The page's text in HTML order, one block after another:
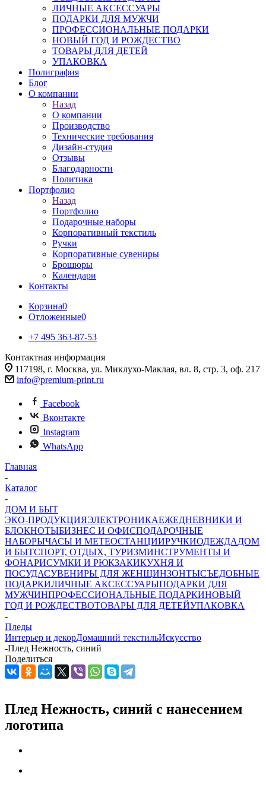
ЛИЧНЫЕ АКСЕССУАРЫ
ПОДАРКИ ДЛЯ МУЖЧИ
ПРОФЕССИОНАЛЬНЫЕ ПОДАРКИ
НОВЫЙ ГОД И РОЖДЕСТВО
ТОВАРЫ ДЛЯ ДЕТЕЙ
УПАКОВКА
Полиграфия
Блог
О компании
Назад
О компании
Производство
Технические требования
Дизайн-студия
Отзывы
Благодарности
Политика
Портфолио
Назад
Портфолио
Подарочные наборы
Корпоративный текстиль
Ручки
Корпоративные сувениры
Брошюры
Календари
Контакты
Корзина0
Отложенные0
+7 495 363-87-53
Контактная информация
117198, г. Москва, ул. Миклухо-Маклая, вл. 8, стр. 3, оф. 217
info@premium-print.ru
Facebook
Вконтакте
Instagram
WhatsApp
Главная
-
Каталог
-
ДОМ И БЫТ
ЭКО-ПРОДУКЦИЯЭЛЕКТРОНИКАЕЖЕДНЕВНИКИ И
БЛОКНОТЫБИЗНЕС И ОФИСПОДАРОЧНЫЕ
НАБОРЫЧАСЫ И МЕТЕОСТАНЦИИРУЧКИОДЕЖДАДОМ
И БЫТСПОРТ, ОТДЫХ, ТУРИЗМИНСТРУМЕНТЫ И
ФОНАРИСУМКИ И РЮКЗАКИКУХНЯ И
ПОСУДАСУВЕНИРЫ ДЛЯ ЖЕНЩИНЗОНТЫСЪЕДОБНЫЕ
ПОДАРКИЛИЧНЫЕ АКСЕССУАРЫПОДАРКИ ДЛЯ
МУЖЧИНПРОФЕССИОНАЛЬНЫЕ ПОДАРКИНОВЫЙ
ГОД И РОЖДЕСТВОТОВАРЫ ДЛЯ ДЕТЕЙУПАКОВКА
-
Пледы
Интерьер и декорДомашний текстильИскусство
-Плед Нежность, синий
Поделиться
Плед Нежность, синий с нанесением
логотипа